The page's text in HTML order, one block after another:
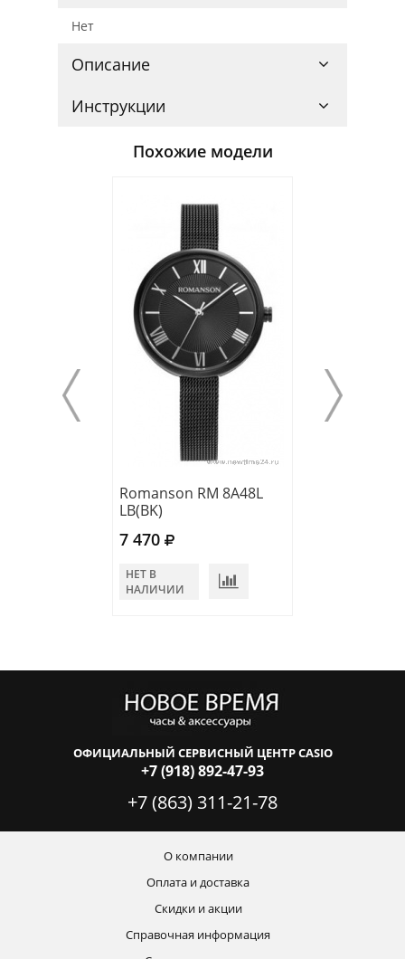
Нет
Описание
Инструкции
Похожие модели
Romanson RM 8A48L
LB(BK)
7 470
НЕТ В
НАЛИЧИИ
ОФИЦИАЛЬНЫЙ СЕРВИСНЫЙ ЦЕНТР CASIO
+7 (918) 892-47-93
+7 (863) 311-21-78
О компании
Оплата и доставка
Скидки и акции
Справочная информация